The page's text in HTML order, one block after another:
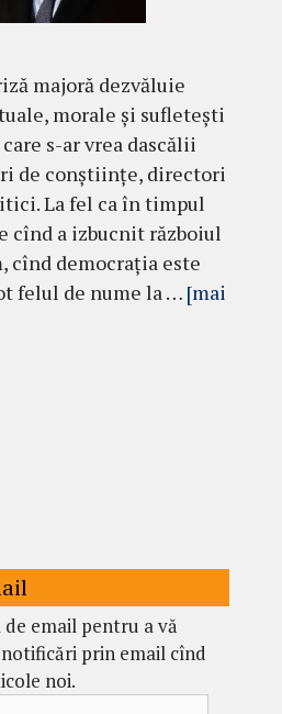
majoră dezvăluie
morale și sufletești
s-ar vrea dascălii
de conștiințe, directori
La fel ca în timpul
cînd a izbucnit războiul
cînd democrația este
felul de nume la … [mai
email pentru a vă
prin email cînd
noi.